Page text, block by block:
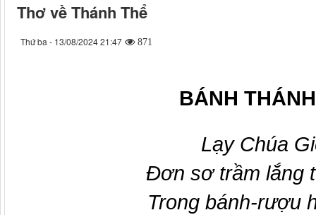
Thơ về Thánh Thể
Thứ ba - 13/08/2024 21:47 871
BÁNH
Lạy Chúa Gi
Đơn sơ trầm lắng
Trong bánh-rượu